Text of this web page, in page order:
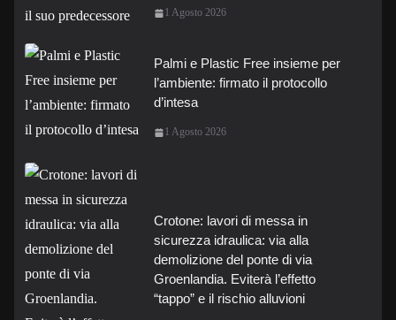
1 Agosto 2026
Palmi e Plastic Free insieme per
l’ambiente: firmato il protocollo
d’intesa
1 Agosto 2026
Crotone: lavori di messa in
sicurezza idraulica: via alla
demolizione del ponte di via
Groenlandia. Eviterà l’effetto
“tappo” e il rischio alluvioni